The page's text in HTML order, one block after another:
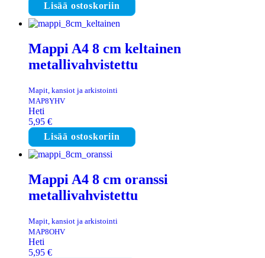
Lisää ostoskoriin
Mappi A4 8 cm keltainen
metallivahvistettu
Mapit, kansiot ja arkistointi
MAP8YHV
Heti
5,95 €
Lisää ostoskoriin
Mappi A4 8 cm oranssi
metallivahvistettu
Mapit, kansiot ja arkistointi
MAP8OHV
Heti
5,95 €